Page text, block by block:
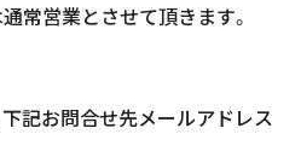
常営業とさせて頂きます。
記お問合せ先メールアドレス